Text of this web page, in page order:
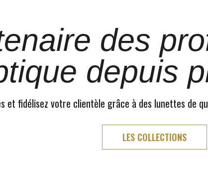
des
depuis
et fidélisez votre clientèle grâce à des lunettes de
LES COLLECTIONS